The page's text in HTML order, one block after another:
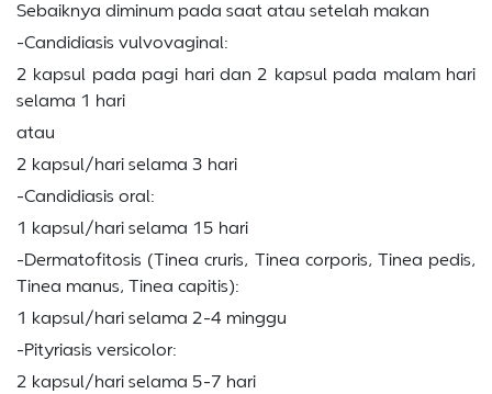
Sebaiknya diminum pada saat atau setelah makan
-Candidiasis vulvovaginal:
2 kapsul pada pagi hari dan 2 kapsul pada malam hari
selama 1 hari
atau
2 kapsul/hari selama 3 hari
-Candidiasis oral:
1 kapsul/hari selama 15 hari
-Dermatofitosis (Tinea cruris, Tinea corporis, Tinea pedis,
Tinea manus, Tinea capitis):
1 kapsul/hari selama 2-4 minggu
-Pityriasis versicolor:
2 kapsul/hari selama 5-7 hari